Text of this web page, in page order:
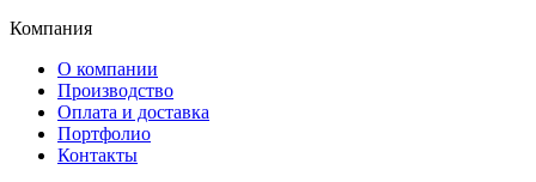
Компания
О компании
Производство
Оплата и доставка
Портфолио
Контакты